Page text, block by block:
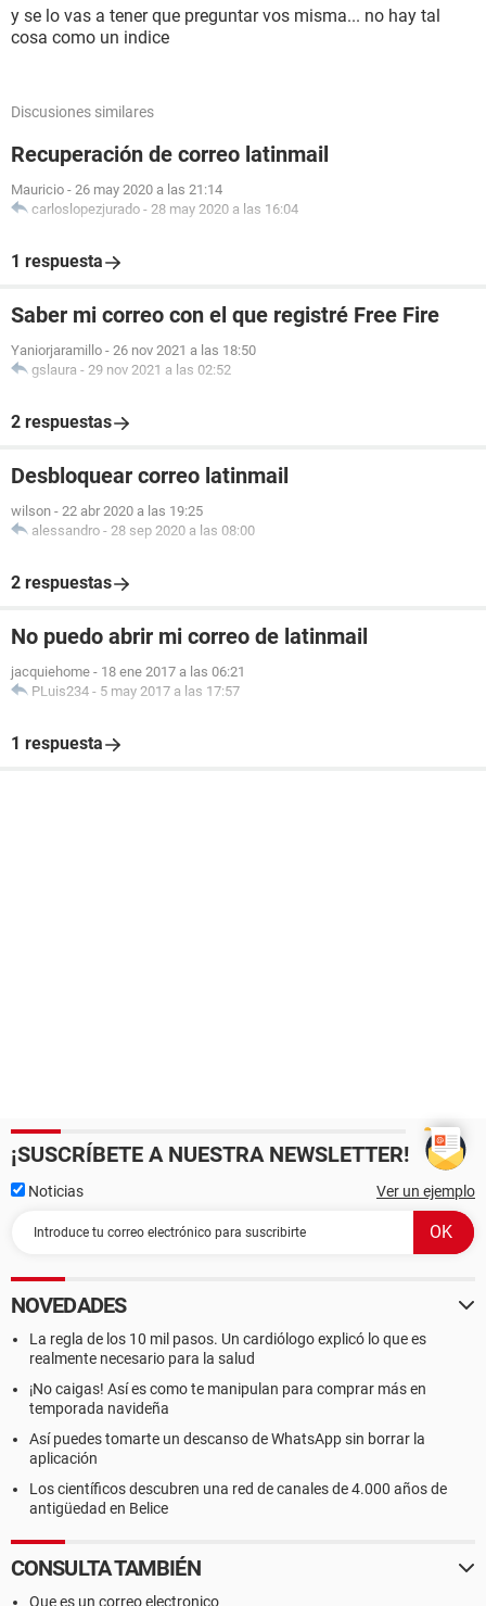
y se lo vas a tener que preguntar vos misma... no hay tal
cosa como un indice
Discusiones similares
Recuperación de correo latinmail
Mauricio - 26 may 2020 a las 21:14
carloslopezjurado - 28 may 2020 a las 16:04
1 respuesta
Saber mi correo con el que registré Free Fire
Yaniorjaramillo - 26 nov 2021 a las 18:50
gslaura - 29 nov 2021 a las 02:52
2 respuestas
Desbloquear correo latinmail
wilson - 22 abr 2020 a las 19:25
alessandro - 28 sep 2020 a las 08:00
2 respuestas
No puedo abrir mi correo de latinmail
jacquiehome - 18 ene 2017 a las 06:21
PLuis234 - 5 may 2017 a las 17:57
1 respuesta
¡SUSCRÍBETE A NUESTRA NEWSLETTER!
Noticias Ver un ejemplo
NOVEDADES
La regla de los 10 mil pasos. Un cardiólogo explicó lo que es
realmente necesario para la salud
¡No caigas! Así es como te manipulan para comprar más en
temporada navideña
Así puedes tomarte un descanso de WhatsApp sin borrar la
aplicación
Los científicos descubren una red de canales de 4.000 años de
antigüedad en Belice
CONSULTA TAMBIÉN
Que es un correo electronico